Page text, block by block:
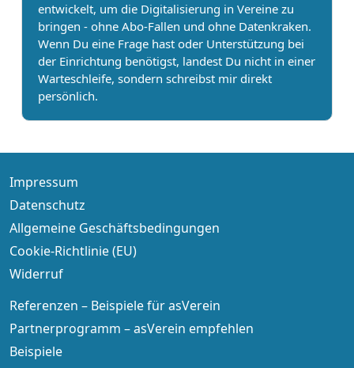
entwickelt, um die Digitalisierung in Vereine zu
bringen - ohne Abo-Fallen und ohne Datenkraken.
Wenn Du eine Frage hast oder Unterstützung bei
der Einrichtung benötigst, landest Du nicht in einer
Warteschleife, sondern schreibst mir direkt
persönlich.
Impressum
Datenschutz
Allgemeine Geschäftsbedingungen
Cookie-Richtlinie (EU)
Widerruf
Referenzen – Beispiele für asVerein
Partnerprogramm – asVerein empfehlen
Beispiele